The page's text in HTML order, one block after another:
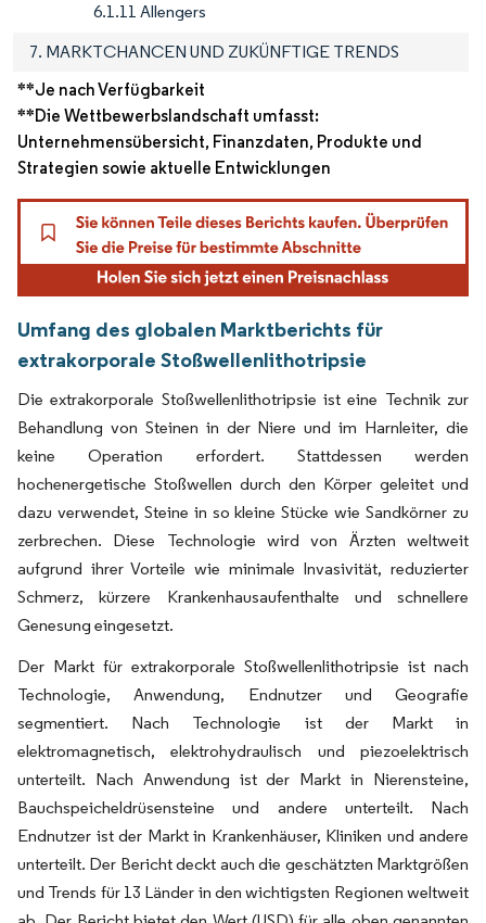
6.1.11 Allengers
7. MARKTCHANCEN UND ZUKÜNFTIGE TRENDS
**Je nach Verfügbarkeit
**Die Wettbewerbslandschaft umfasst:
Unternehmensübersicht, Finanzdaten, Produkte und
Strategien sowie aktuelle Entwicklungen
Umfang des globalen Marktberichts für
extrakorporale Stoßwellenlithotripsie
Die extrakorporale Stoßwellenlithotripsie ist eine Technik zur
Behandlung von Steinen in der Niere und im Harnleiter, die
keine Operation erfordert. Stattdessen werden
hochenergetische Stoßwellen durch den Körper geleitet und
dazu verwendet, Steine in so kleine Stücke wie Sandkörner zu
zerbrechen. Diese Technologie wird von Ärzten weltweit
aufgrund ihrer Vorteile wie minimale Invasivität, reduzierter
Schmerz, kürzere Krankenhausaufenthalte und schnellere
Genesung eingesetzt.
Der Markt für extrakorporale Stoßwellenlithotripsie ist nach
Technologie, Anwendung, Endnutzer und Geografie
segmentiert. Nach Technologie ist der Markt in
elektromagnetisch, elektrohydraulisch und piezoelektrisch
unterteilt. Nach Anwendung ist der Markt in Nierensteine,
Bauchspeicheldrüsensteine und andere unterteilt. Nach
Endnutzer ist der Markt in Krankenhäuser, Kliniken und andere
unterteilt. Der Bericht deckt auch die geschätzten Marktgrößen
und Trends für 13 Länder in den wichtigsten Regionen weltweit